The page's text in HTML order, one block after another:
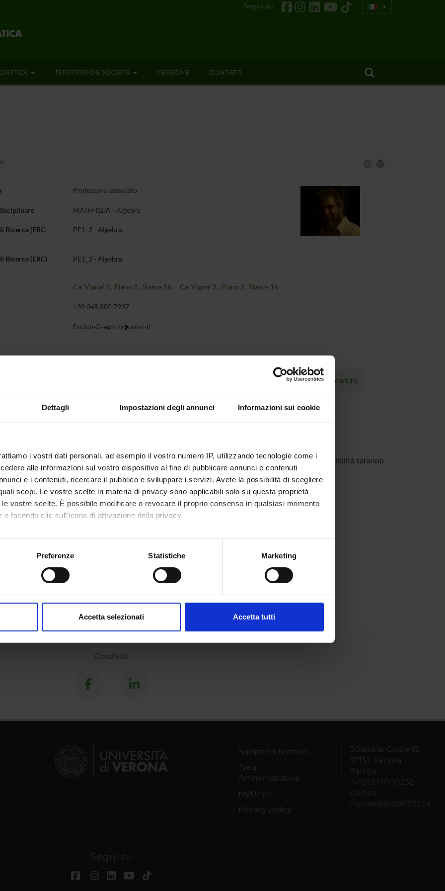
Dettagli Impostazioni degli annunci Informazioni sui cookie
i vostri dati personali, ad esempio il vostro numero IP, utilizzando tecnologie come i
alle informazioni sul vostro dispositivo al fine di pubblicare annunci e contenuti
e i contenuti, ricercare il pubblico e sviluppare i servizi. Avete la possibilità di scegliere
scopi. Le vostre scelte in materia di privacy sono applicabili solo su questa proprietà
vostre scelte. È possibile modificare o revocare il proprio consenso in qualsiasi momento
o facendo clic sull'icona di attivazione della privacy.
anche:
sulla tua posizione geografica, con un'approssimazione di qualche metro,
in qualsiasi momento dalla Dichiarazione sui cookie.
Preferenze Statistiche Marketing
Accetta selezionati Accetta tutti
Segui su
TERRITORIO E SOCIETÀ PERSONE CONTATTI
Professore associato
MATH-02/A - Algebra
Ricerca (ERC-
PE1_2 - Algebra
Ricerca (ERC) PE1_2 - Algebra
Ca' Vignal 2, Piano 2, Stanza 16 - Ca' Vignal 2, Piano 2, Stanza 16
+39 045 802 7937
Enrico Gregorio univr it
Pubblicazioni Incarichi
Ore 13.30 - 15.00,
di ricevimento ufficiale è sempre possibile bussare all'ufficio; compatibilmente con la disponibilità saranno
tutti
Curriculum (pdf, it, 46 KB, 19/10/17)
Condividi
Supporto tecnico
Area
Amministrativa
MyUnivr
Privacy policy
Strada le Grazie 15
37134 Verona
Partita
IVA01541040232
Codice
Fiscale93009870234
Segui su